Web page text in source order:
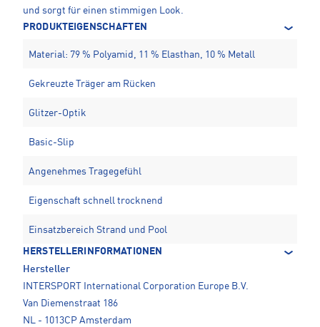
und sorgt für einen stimmigen Look.
PRODUKTEIGENSCHAFTEN
Material: 79 % Polyamid, 11 % Elasthan, 10 % Metall
Gekreuzte Träger am Rücken
Glitzer-Optik
Basic-Slip
Angenehmes Tragegefühl
Eigenschaft schnell trocknend
Einsatzbereich Strand und Pool
HERSTELLERINFORMATIONEN
Hersteller
INTERSPORT International Corporation Europe B.V.
Van Diemenstraat 186
NL - 1013CP Amsterdam